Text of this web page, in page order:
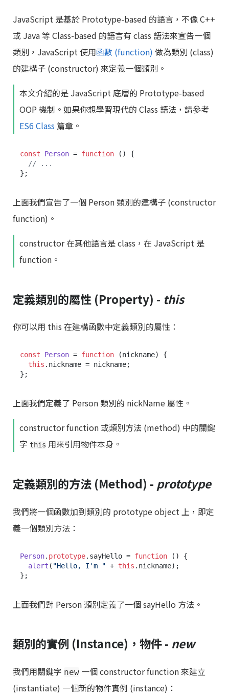
JavaScript 是基於 Prototype-based 的語言，不像 C++
或 Java 等 Class-based 的語言有 class 語法來宣告一個
類別，JavaScript 使用函數 (function) 做為類別 (class)
的建構子 (constructor) 來定義一個類別。
本文介紹的是 JavaScript 底層的 Prototype-based
OOP 機制。如果你想學習現代的 Class 語法，請參考
ES6 Class 篇章。
const Person = function ( ) {
// ...
上面我們宣告了一個 Person 類別的建構子 (constructor
function)。
constructor 在其他語言是 class，在 JavaScript 是
function。
定義類別的屬性 (Property) - this
你可以用 this 在建構函數中定義類別的屬性：
const Person = function (nickname) {
this . nickname = nickname;
上面我們定義了 Person 類別的 nickName 屬性。
constructor function 或類別方法 (method) 中的關鍵
字 this 用來引用物件本身。
定義類別的方法 (Method) - prototype
我們將一個函數加到類別的 prototype object 上，即定
義一個類別方法：
Person. prototype. sayHello = function ( ) {
alert ( "Hello, I'm " + this . nickname);
上面我們對 Person 類別定義了一個 sayHello 方法。
類別的實例 (Instance)，物件 - new
我們用關鍵字 new 一個 constructor function 來建立
(instantiate) 一個新的物件實例 (instance)：